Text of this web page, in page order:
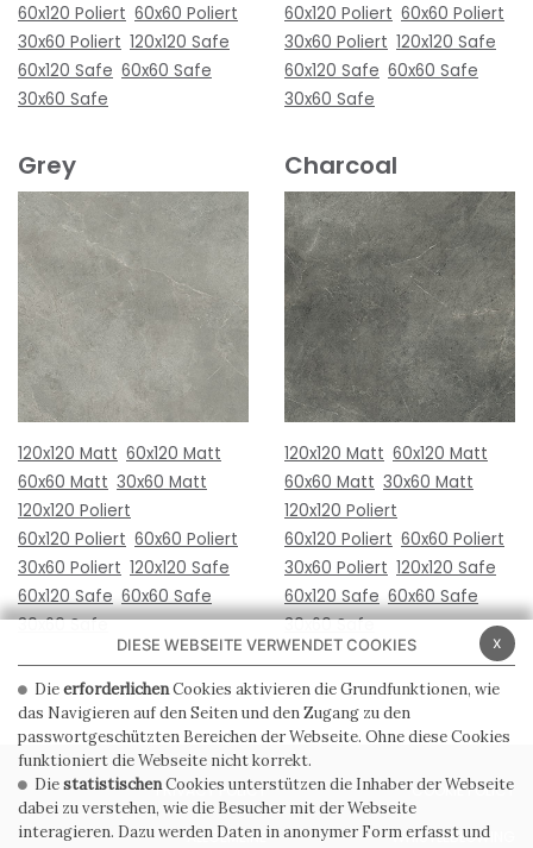
60x120 Poliert 60x60 Poliert
30x60 Poliert 120x120 Safe
60x120 Safe 60x60 Safe
30x60 Safe
60x120 Poliert 60x60 Poliert
30x60 Poliert 120x120 Safe
60x120 Safe 60x60 Safe
30x60 Safe
Grey
120x120 Matt 60x120 Matt
60x60 Matt 30x60 Matt
120x120 Poliert
60x120 Poliert 60x60 Poliert
30x60 Poliert 120x120 Safe
60x120 Safe 60x60 Safe
30x60 Safe
Charcoal
120x120 Matt 60x120 Matt
60x60 Matt 30x60 Matt
120x120 Poliert
60x120 Poliert 60x60 Poliert
30x60 Poliert 120x120 Safe
60x120 Safe 60x60 Safe
30x60 Safe
PRIVACY POLICY COOKIE POLICY
ALLGEMEINE
WHISTLEBLOWING
x
DIESE WEBSEITE VERWENDET COOKIES
DieerforderlichenCookies aktivieren die Grundfunktionen, wie
das Navigieren auf den Seiten und den Zugang zu den
passwortgeschützten Bereichen der Webseite. Ohne diese Cookies
funktioniert die Webseite nicht korrekt.
DiestatistischenCookies unterstützen die Inhaber der Webseite
dabei zu verstehen, wie die Besucher mit der Webseite
interagieren. Dazu werden Daten in anonymer Form erfasst und